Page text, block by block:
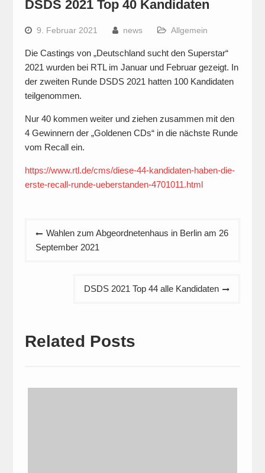
DSDS 2021 Top 40 Kandidaten
9. Februar 2021 news Allgemein
Die Castings von „Deutschland sucht den Superstar“
2021 wurden bei RTL im Januar und Februar gezeigt. In
der zweiten Runde DSDS 2021 hatten 100 Kandidaten
teilgenommen.
Nur 40 kommen weiter und ziehen zusammen mit den
4 Gewinnern der „Goldenen CDs“ in die nächste Runde
vom Recall ein.
https://www.rtl.de/cms/diese-44-kandidaten-haben-die-
erste-recall-runde-ueberstanden-4701011.html
Beitragsnavigation
Wahlen zum Abgeordnetenhaus in Berlin am 26
September 2021
DSDS 2021 Top 44 alle Kandidaten
Related Posts